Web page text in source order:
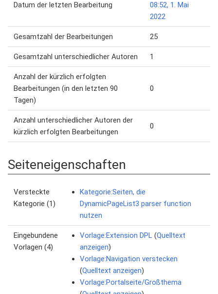
Datum der letzten Bearbeitung
08:52, 1. Mai
2022
Gesamtzahl der Bearbeitungen 25
Gesamtzahl unterschiedlicher Autoren 1
Anzahl der kürzlich erfolgten
Bearbeitungen (in den letzten 90
Tagen)
0
Anzahl unterschiedlicher Autoren der
kürzlich erfolgten Bearbeitungen
0
Seiteneigenschaften
Versteckte
Kategorie (1)
Kategorie:Seiten, die
DynamicPageList3 parser function
nutzen
Eingebundene
Vorlagen (4)
Vorlage:Extension DPL (Quelltext
anzeigen)
Vorlage:Navigation verstecken
(Quelltext anzeigen)
Vorlage:Portalseite/Großthema